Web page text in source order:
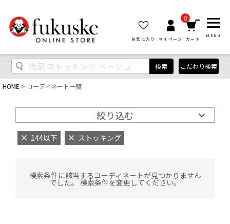
お気に入り マイページ
0
カート
MENU
検索 こだわり検索
HOME コーディネート一覧
絞り込む
144以下 ストッキング
検索条件に該当するコーディネートが見つかりません
でした。 検索条件を変更してください。